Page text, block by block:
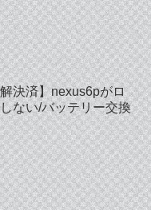
決済】nexus6pがロ
ない/バッテリー交換